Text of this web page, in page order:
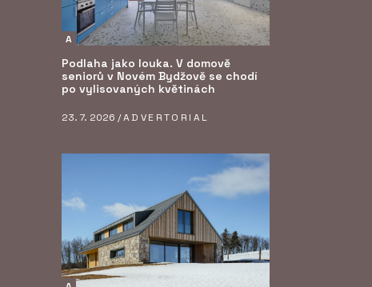
A
Podlaha jako louka. V domově
seniorů v Novém Bydžově se chodí
po vylisovaných květinách
23. 7. 2026 /ADVERTORIAL